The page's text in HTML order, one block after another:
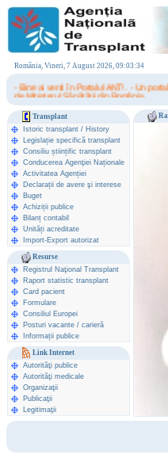
România, Vineri, 7 August 2026, 09:03:34
- Bine ai venit în Portalul ANT! . - Un
de Ministerul Sănătăţii din România.
Transplant
Istoric transplant / History
Legislație specifică transplant
Consiliu științific transplant
Conducerea Agenţiei Naționale
Activitatea Agenției
Declarații de avere şi interese
Buget
Achiziții publice
Bilanț contabil
Unități acreditate
Import-Export autorizat
Resurse
Registrul Naţional Transplant
Raport statistic transplant
Card pacient
Formulare
Consiliul Europei
Posturi vacante / carieră
Informații publice
Link Internet
Autorităţi publice
Autorităţi medicale
Organizaţii
Publicaţii
Legitimaţii